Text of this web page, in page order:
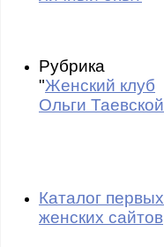
Рубрика
"Женский клуб
Ольги Таевской
Каталог первых
женских сайтов